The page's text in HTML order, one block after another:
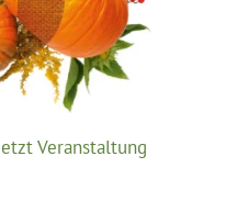
Veranstaltung